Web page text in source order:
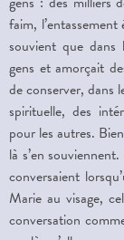
faim,
souvient que dans
gens et amorçait
de conserver, dans
spirituelle, des
pour les autres.
là s’en
conversaient
Marie au visage,
conversation